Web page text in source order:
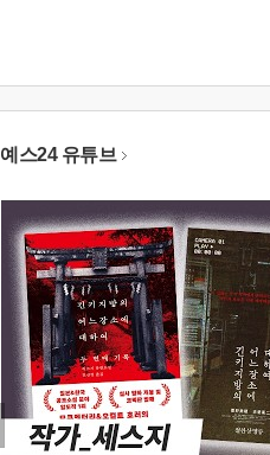
예스24 유튜브